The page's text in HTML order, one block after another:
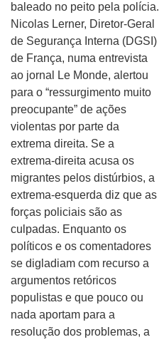
baleado no peito pela polícia.
Nicolas Lerner, Diretor-Geral
de Segurança Interna (DGSI)
de França, numa entrevista
ao jornal Le Monde, alertou
para o “ressurgimento muito
preocupante” de ações
violentas por parte da
extrema direita. Se a
extrema-direita acusa os
migrantes pelos distúrbios, a
extrema-esquerda diz que as
forças policiais são as
culpadas. Enquanto os
políticos e os comentadores
se digladiam com recurso a
argumentos retóricos
populistas e que pouco ou
nada aportam para a
resolução dos problemas, a